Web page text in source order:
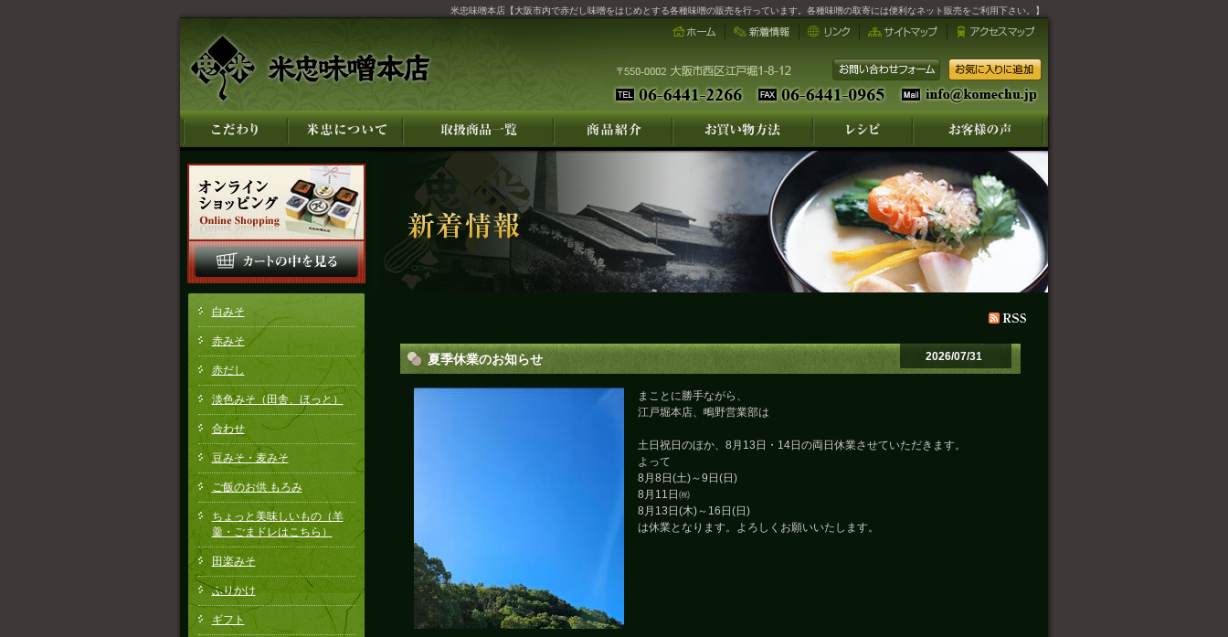
米忠味噌本店【大阪市内で赤だし味噌をはじめとする各種味噌の販売を行っています。各種味噌の取寄には便利なネット販売をご利用下さい。】
白みそ
赤みそ
赤だし
淡色みそ（田舎、ほっと）
合わせ
豆みそ・麦みそ
ご飯のお供 もろみ
ちょっと美味しいもの（羊
羹・ごまドレはこちら）
田楽みそ
ふりかけ
ギフト
夏季休業のお知らせ 2026/07/31
まことに勝手ながら、
江戸堀本店、鴫野営業部は
土日祝日のほか、8月13日・14日の両日休業させていただきます。
よって
8月8日(土)～9日(日)
8月11日㈷
8月13日(木)～16日(日)
は休業となります。よろしくお願いいたします。